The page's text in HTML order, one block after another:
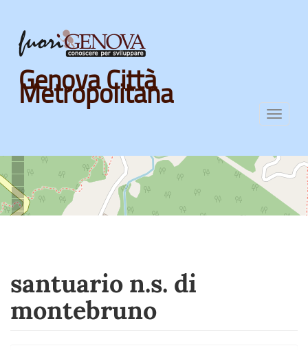
Skip
main
content
Genova Città
Metropolitana
santuario n.s. di
montebruno